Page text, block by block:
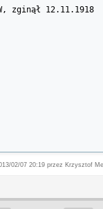
zginął 12.11.1918
w Mławie
02/07 20:19 przez Krzysztof